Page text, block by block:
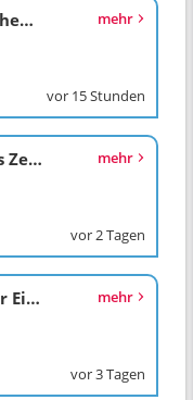
Pflegehilfskraft (m/w/d) in Gelsenkirchen-Feldmark mehr
vor 15 Stunden
Pflegehilfskraft (m/w/d) im Stephanus Zentrum in Hiddenhausen mehr
vor 2 Tagen
Pädagogische Fachkraft (m/w/d) in der Eingliederungshilfe Herten-Gelsenkirchen mehr
vor 3 Tagen